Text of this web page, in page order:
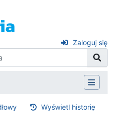
Zaloguj się
Wyświetl historię